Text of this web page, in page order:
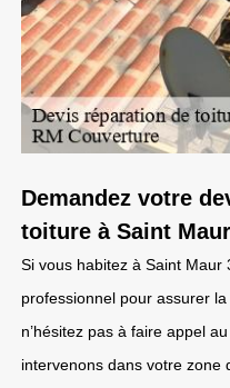
Demandez votre
toiture à Saint
Si vous habitez à Saint
professionnel pour assurer
n’hésitez pas à faire appel
intervenons dans votre zone